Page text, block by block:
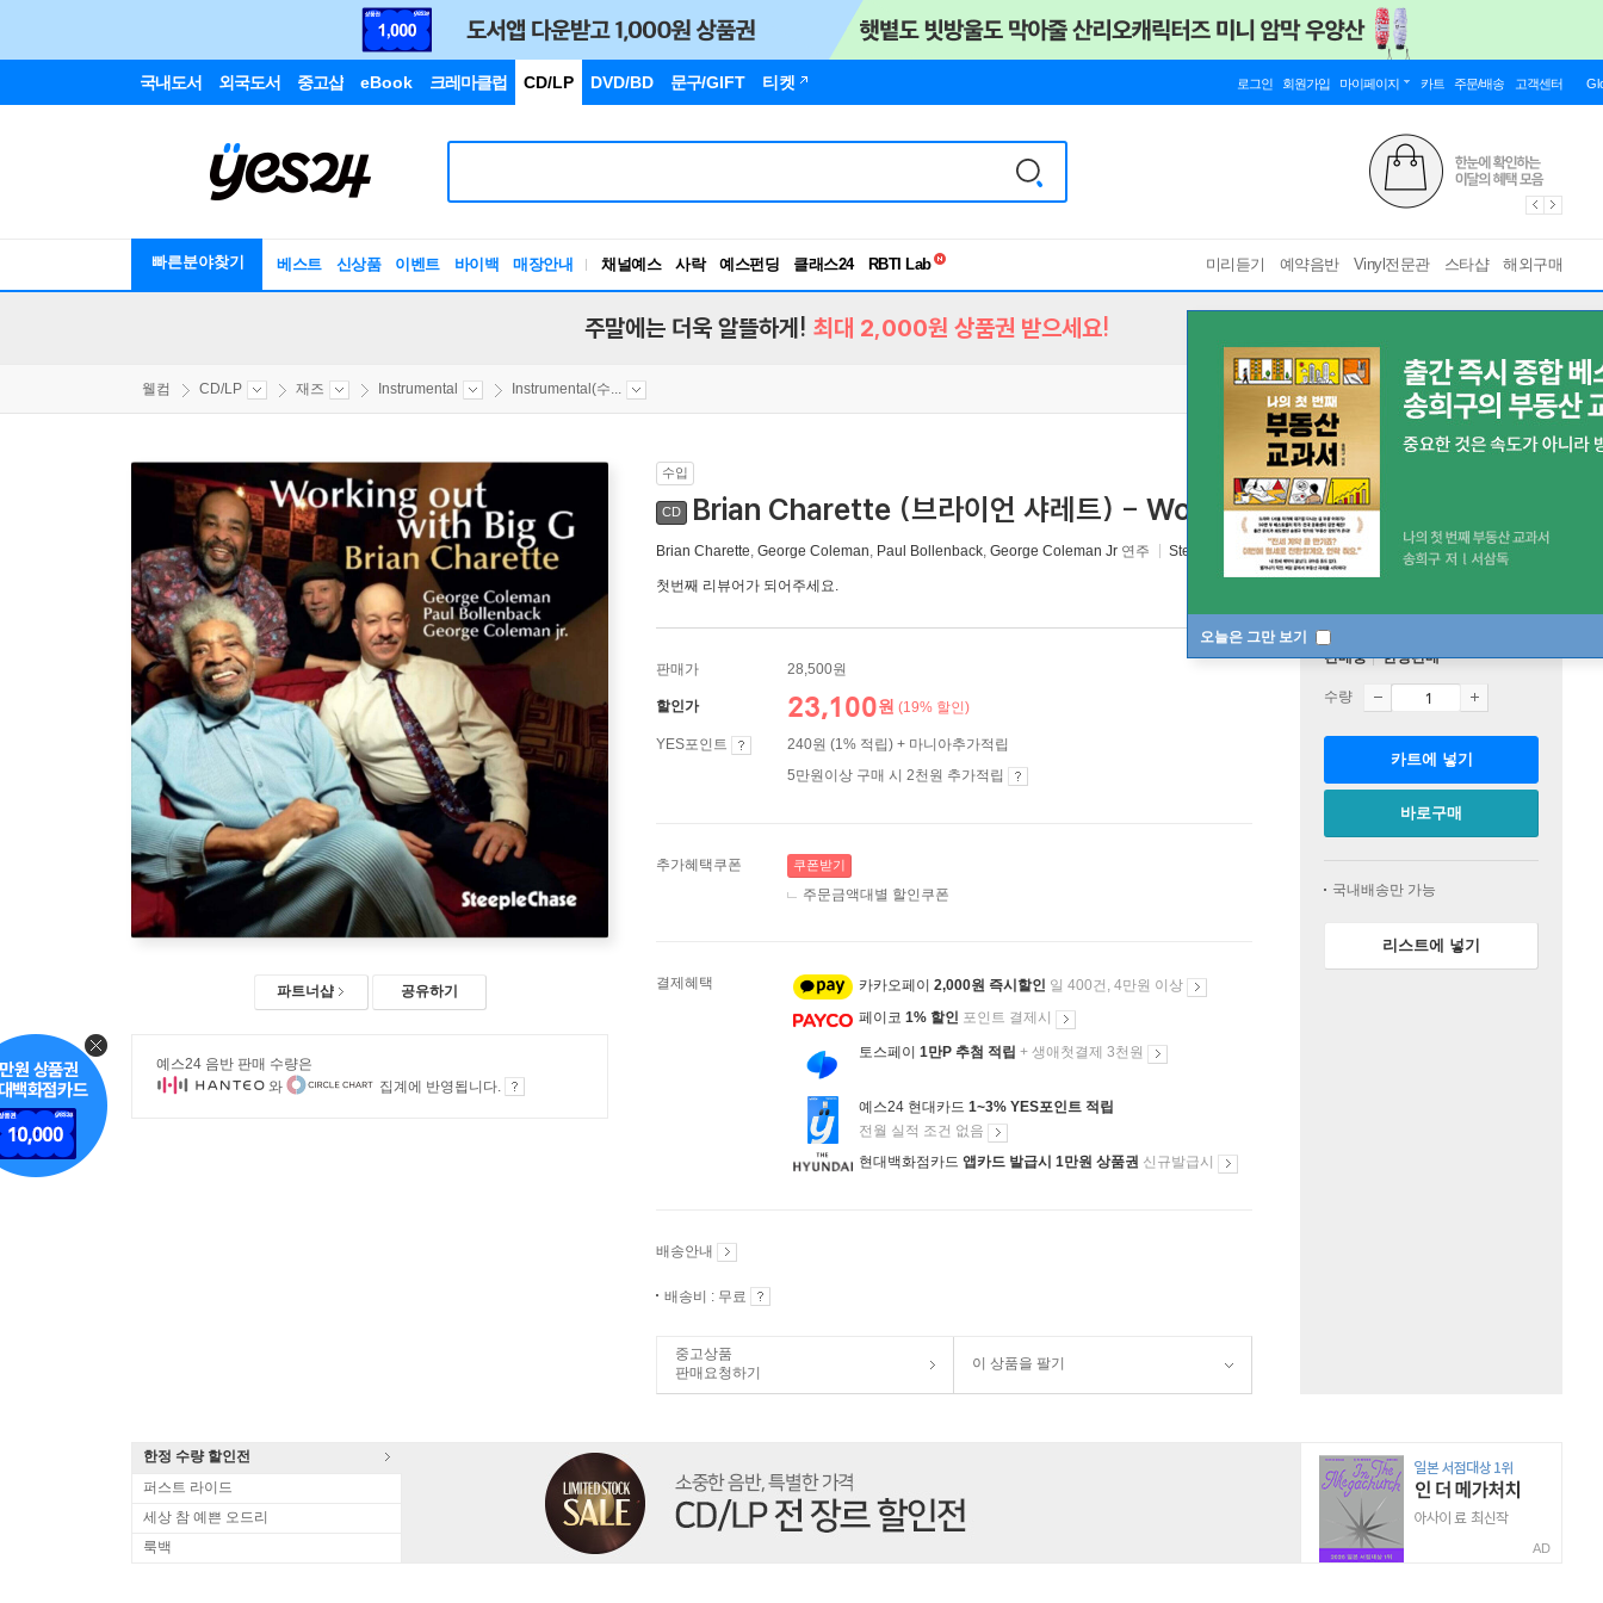
국내도서 외국도서 중고샵 eBook 크레마클럽 CD/LP DVD/BD 문구/GIFT 티켓 로그인 회원가입 마이페이지 카트 주문/배송 고객센터
빠른분야찾기 베스트 신상품 이벤트 바이백 매장안내 채널예스 사락 예스펀딩 클래스24
RBTI Lab
독서유형검사
미리듣기 예약음반 Vinyl전문관 스타샵 해외구매
오늘은 그만 보기
주말에는 더욱 알뜰하게! 최대 2,000원 상품권 받으세요!
웰컴 CD/LP 재즈 Instrumental Instrumental(수...
파트너샵 공유하기
예스24 음반 판매 수량은
와
집계에 반영됩니다.
수입
CD Brian Charette (브라이언 샤레트) - Working out with Big G
Brian Charette, George Coleman, Paul Bollenback, George Coleman Jr 연주 SteepleChase/SteepleChase 2025년 08월 14일
첫번째 리뷰어가 되어주세요.
판매가 28,500원
할인가 23,100원 (19% 할인)
YES포인트
240원 (1% 적립) + 마니아추가적립
5만원이상 구매 시 2천원 추가적립
추가혜택쿠폰 쿠폰받기
주문금액대별 할인쿠폰
결제혜택 카카오페이 2,000원 즉시할인 일 400건, 4만원 이상
페이코 1% 할인 포인트 결제시
토스페이 1만P 추첨 적립 + 생애첫결제 3천원
예스24 현대카드 1~3% YES포인트 적립
전월 실적 조건 없음
현대백화점카드 앱카드 발급시 1만원 상품권 신규발급시
배송안내
배송비 : 무료
중고상품
판매요청하기
이 상품을 팔기
판매중 한정판매
수량
카트에 넣기
바로구매
국내배송만 가능
리스트에 넣기
한정 수량 할인전
퍼스트 라이드
세상 참 예쁜 오드리
룩백
AD